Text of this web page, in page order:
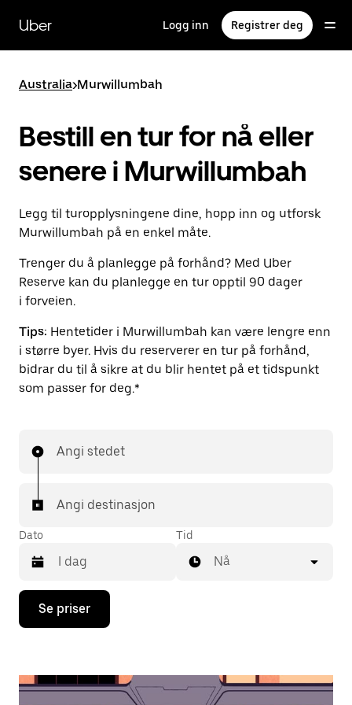
hovedinnholdet
Uber Logg inn Registrer deg
Australia>Murwillumbah
Bestill en tur for nå eller
senere i Murwillumbah
Legg til turopplysningene dine, hopp inn og utforsk
Murwillumbah på en enkel måte.
Trenger du å planlegge på forhånd? Med Uber
Reserve kan du planlegge en tur opptil 90 dager
i forveien.
Tips: Hentetider i Murwillumbah kan være lengre enn
i større byer. Hvis du reserverer en tur på forhånd,
bidrar du til å sikre at du blir hentet på et tidspunkt
som passer for deg.*
Angi stedet
Angi destinasjon
Dato
Trykk
piltast
åpne
Tid
Nå
Se priser